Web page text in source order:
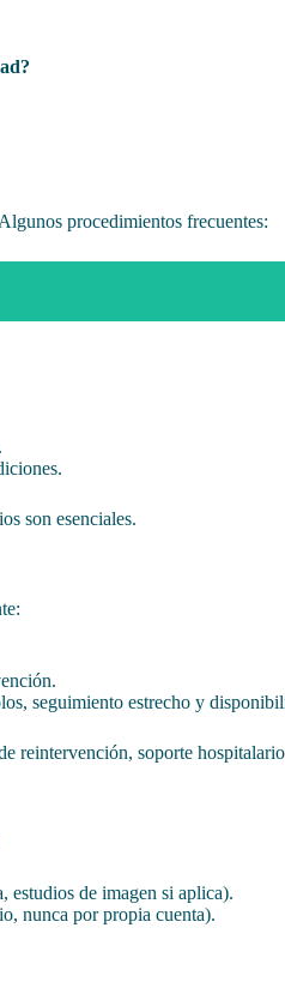
procedimientos frecuentes:
son esenciales.
seguimiento estrecho y
reintervención, soporte
estudios de imagen si aplica).
nunca por propia cuenta).